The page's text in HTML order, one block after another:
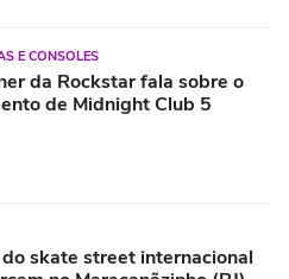
E CONSOLES
da Rockstar fala sobre o
de Midnight Club 5
skate street internacional